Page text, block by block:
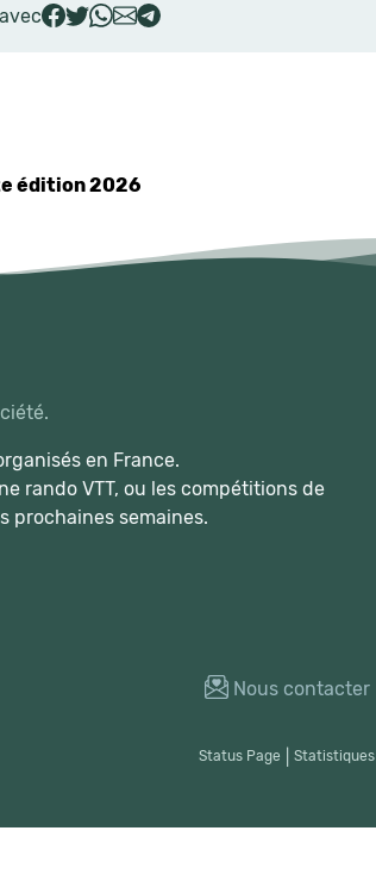
édition 2026
en France.
rando VTT, ou les compétitions de
prochaines semaines.
Nous contacter
Status Page Statistiques